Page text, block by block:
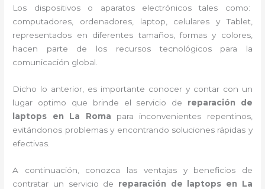
Los dispositivos o aparatos electrónicos tales como:
computadores, ordenadores, laptop, celulares y Tablet,
representados en diferentes tamaños, formas y colores,
hacen parte de los recursos tecnológicos para la
comunicación global.
Dicho lo anterior, es importante conocer y contar con un
lugar optimo que brinde el servicio de reparación de
laptops en La Roma para inconvenientes repentinos,
evitándonos problemas y encontrando soluciones rápidas y
efectivas.
A continuación, conozca las ventajas y beneficios de
contratar un servicio de reparación de laptops en La